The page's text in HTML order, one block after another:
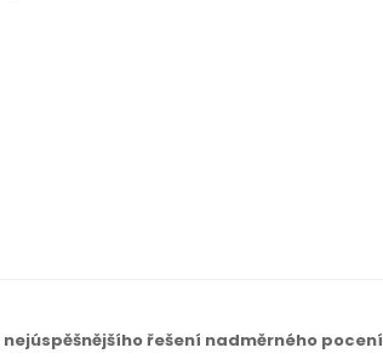
nejúspěšnějšího řešení nadměrného pocení